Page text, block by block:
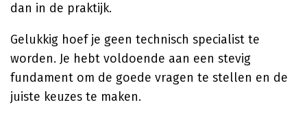
dan in de praktijk.
Gelukkig hoef je geen technisch specialist te
worden. Je hebt voldoende aan een stevig
fundament om de goede vragen te stellen en de
juiste keuzes te maken.